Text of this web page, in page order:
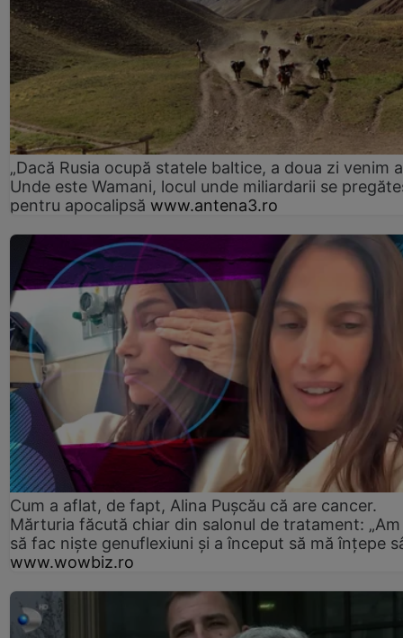
„Dacă Rusia ocupă statele baltice, a doua zi venim
Unde este Wamani, locul unde miliardarii se
pentru apocalipsă www.antena3.ro
Cum a aflat, de fapt, Alina Pușcău că are cancer.
Mărturia făcută chiar din salonul de tratament:
să fac niște genuflexiuni și a început să mă înțepe
www.wowbiz.ro